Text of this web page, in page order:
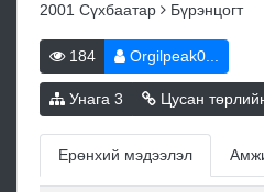
2001 Сүхбаатар Бүрэнцогт
184 Orgilpeak0...
Унага 3 Цусан
Ерөнхий мэдээлэл